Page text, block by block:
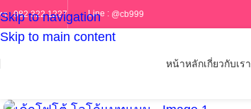
Skip to navigation
Skip to main content
ร : 082 322 1227 Line : @cb999
หน้าหลักเกี่ยวกับเรา